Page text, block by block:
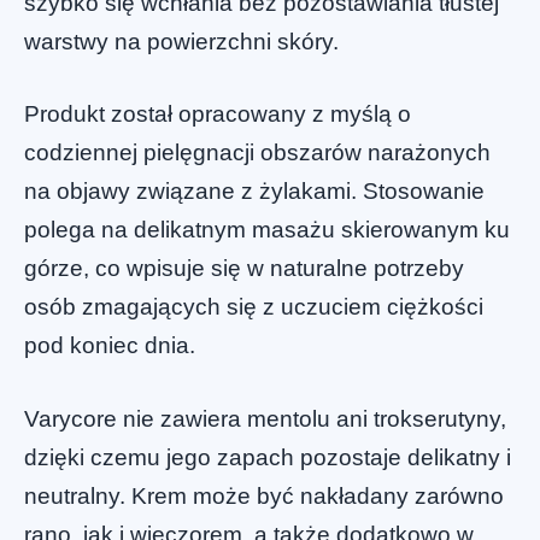
warstwy na powierzchni skóry.
Produkt został opracowany z myślą o
codziennej pielęgnacji obszarów narażonych
na objawy związane z żylakami. Stosowanie
polega na delikatnym masażu skierowanym ku
górze, co wpisuje się w naturalne potrzeby
osób zmagających się z uczuciem ciężkości
pod koniec dnia.
Varycore nie zawiera mentolu ani trokserutyny,
dzięki czemu jego zapach pozostaje delikatny i
neutralny. Krem może być nakładany zarówno
rano, jak i wieczorem, a także dodatkowo w